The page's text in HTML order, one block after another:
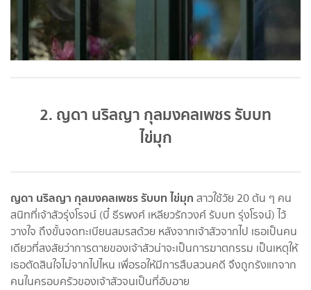
2. ญดา นริลญา กุลมงคลเพชร รับบท
ไข่มุก
ญดา นริลญา กุลมงคลเพชร รับบท ไข่มุก สาวใช้วัย 20 ต้น ๆ คน
สนิทที่เจ้าสัวรุ่งโรจน์ (บี๋ ธีรพงศ์ เหลียวรักวงศ์ รับบท รุ่งโรจน์) ไว้
วางใจ ถึงขั้นจดทะเบียนสมรสด้วย หลังจากเจ้าสัวจากไป เธอเป็นคน
เดียวที่สงสัยว่าการตายของเจ้าสัวน่าจะเป็นการฆาตกรรม เป็นเหตุให้
เธอตัดสินใจไม่จากไปไหน เพื่อรอให้มีการสืบสวนคดี จึงถูกรังแกจาก
คนในครอบครัวของเจ้าสัวจนเป็นที่อับอาย